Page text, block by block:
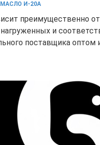
И-20А
преимущественно
и
поставщика оптом